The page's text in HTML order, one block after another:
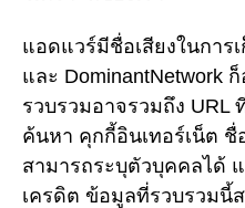
แอดแวร์มีชื่อเสียงในการ
และ DominantNetwork
รวบรวมอาจรวมถึง URL
ค้นหา คุกกี้อินเทอร์เน็ต
สามารถระบุตัวบุคคลได้
เครดิต ข้อมูลที่รวบรวมนี้